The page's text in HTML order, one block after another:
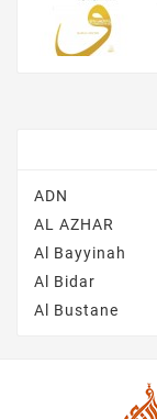
ADN
AL AZHAR
Al Bayyinah
Al Bidar
Al Bustane